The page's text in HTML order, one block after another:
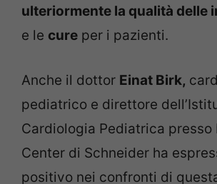
ulteriormente la qualità delle
e le cure per i pazienti.
Anche il dottor Einat Birk,
pediatrico e direttore
Cardiologia Pediatrica presso
Center di Schneider ha
positivo nei confronti di